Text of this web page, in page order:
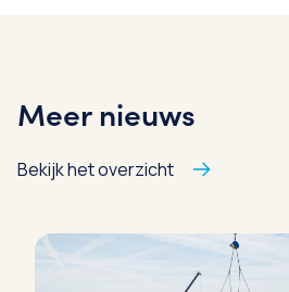
Meer nieuws
Bekijk het overzicht